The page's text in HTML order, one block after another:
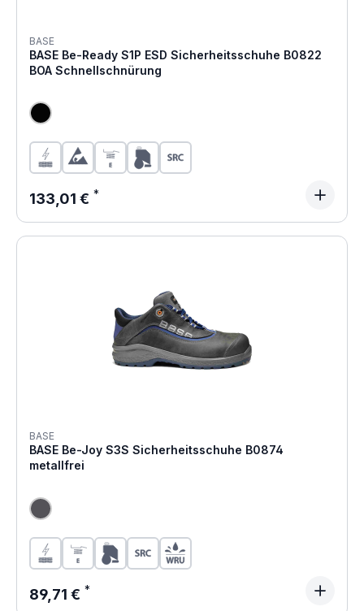
BASE
BASE Be-Ready S1P ESD Sicherheitsschuhe B0822
BOA Schnellschnürung
Regulärer Preis:
133,01 €
BASE
BASE Be-Joy S3S Sicherheitsschuhe B0874
metallfrei
Regulärer Preis:
89,71 €